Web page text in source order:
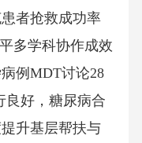
者抢救成功率
多学科协作成效
例MDT讨论28
良好，糖尿病合
升基层帮扶与